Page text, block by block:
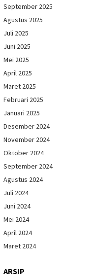
September 2025
Agustus 2025
Juli 2025
Juni 2025
Mei 2025
April 2025
Maret 2025
Februari 2025
Januari 2025
Desember 2024
November 2024
Oktober 2024
September 2024
Agustus 2024
Juli 2024
Juni 2024
Mei 2024
April 2024
Maret 2024
ARSIP